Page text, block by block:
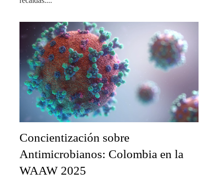
Concientización sobre
Antimicrobianos: Colombia en la
WAAW 2025